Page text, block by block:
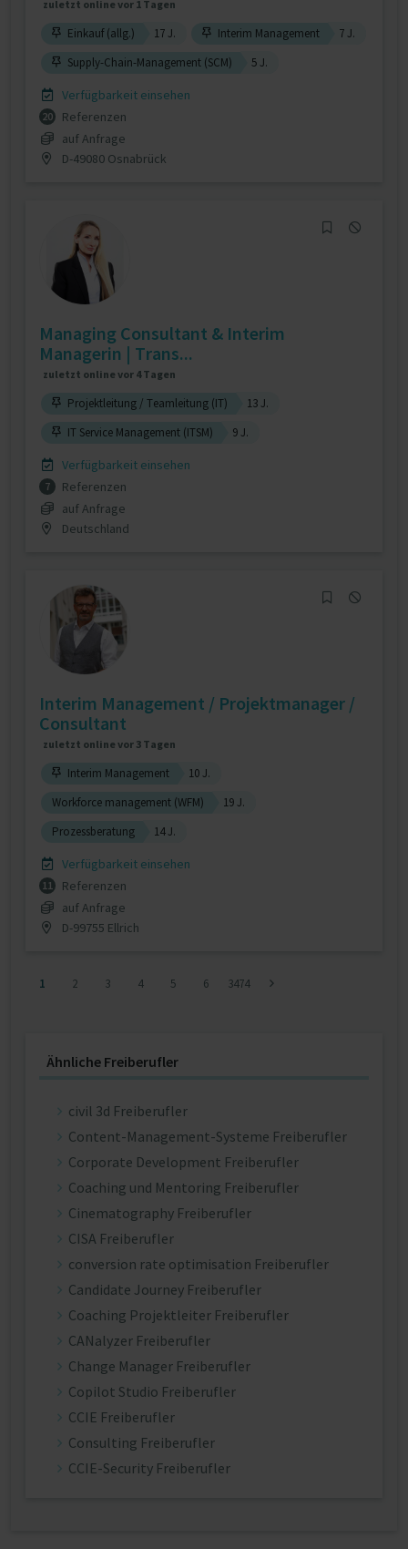
zuletzt online vor 1 Tagen
Einkauf (allg.) 17 J. Interim Management
7 J.
Supply-Chain-Management (SCM)
5 J.
Verfügbarkeit einsehen
20
Referenzen
auf Anfrage
D-49080 Osnabrück
Managing Consultant & Interim
Managerin | Trans...
zuletzt online vor 4 Tagen
Projektleitung / Teamleitung (IT)
13 J.
IT Service Management (ITSM)
9 J.
Verfügbarkeit einsehen
7
Referenzen
auf Anfrage
Deutschland
Interim Management / Projektmanager /
Consultant
zuletzt online vor 3 Tagen
Interim Management
10 J.
Workforce management (WFM)
19 J.
Prozessberatung
14 J.
Verfügbarkeit einsehen
11
Referenzen
auf Anfrage
D-99755 Ellrich
1 2 3 4 5 6 3474
Ähnliche Freiberufler
civil 3d Freiberufler
Content-Management-Systeme Freiberufler
Corporate Development Freiberufler
Coaching und Mentoring Freiberufler
Cinematography Freiberufler
CISA Freiberufler
conversion rate optimisation Freiberufler
Candidate Journey Freiberufler
Coaching Projektleiter Freiberufler
CANalyzer Freiberufler
Change Manager Freiberufler
Copilot Studio Freiberufler
CCIE Freiberufler
Consulting Freiberufler
CCIE-Security Freiberufler